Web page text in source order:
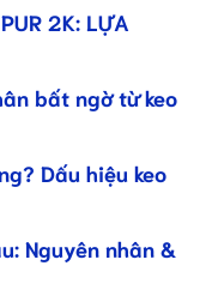
2K: LỰA
bất ngờ từ keo
Dấu hiệu keo
Nguyên nhân &